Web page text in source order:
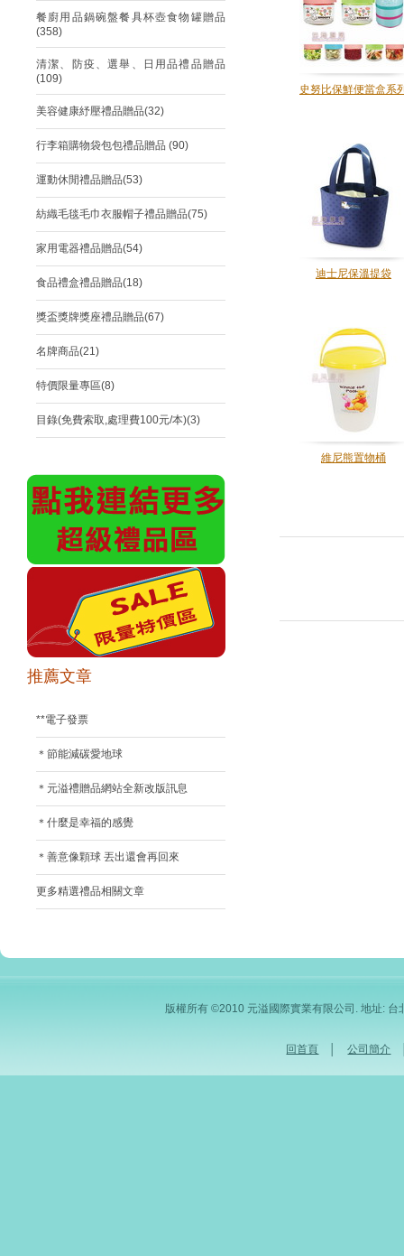
史努比保鮮便當盒系
迪士尼保溫提袋
維尼熊置物桶
餐廚用品鍋碗盤餐具杯壺食物罐贈品
(358)
清潔、防疫、選舉、日用品禮品贈品
(109)
美容健康紓壓禮品贈品(32)
行李箱購物袋包包禮品贈品 (90)
運動休閒禮品贈品(53)
紡織毛毯毛巾衣服帽子禮品贈品(75)
家用電器禮品贈品(54)
食品禮盒禮品贈品(18)
獎盃獎牌獎座禮品贈品(67)
名牌商品(21)
特價限量專區(8)
目錄(免費索取,處理費100元/本)(3)
推薦文章
**電子發票
＊節能減碳愛地球
＊元溢禮贈品網站全新改版訊息
＊什麼是幸福的感覺
＊善意像顆球 丟出還會再回來
更多精選禮品相關文章
版權所有 ©2010 元溢國際實業有限公司. 地址:
回首頁 │公司簡介